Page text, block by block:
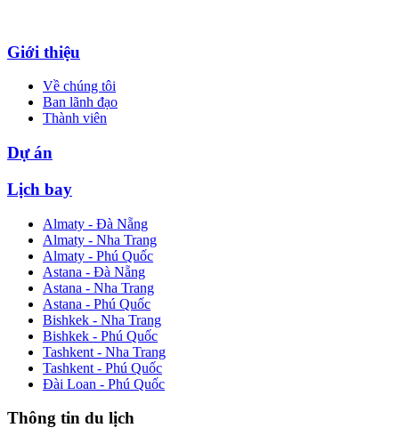
Giới thiệu
Về chúng tôi
Ban lãnh đạo
Thành viên
Dự án
Lịch bay
Almaty - Đà Nẵng
Almaty - Nha Trang
Almaty - Phú Quốc
Astana - Đà Nẵng
Astana - Nha Trang
Astana - Phú Quốc
Bishkek - Nha Trang
Bishkek - Phú Quốc
Tashkent - Nha Trang
Tashkent - Phú Quốc
Đài Loan - Phú Quốc
Thông tin du lịch